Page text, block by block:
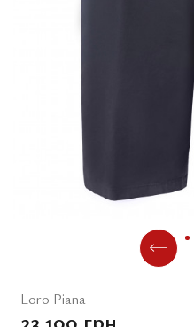
Loro Piana